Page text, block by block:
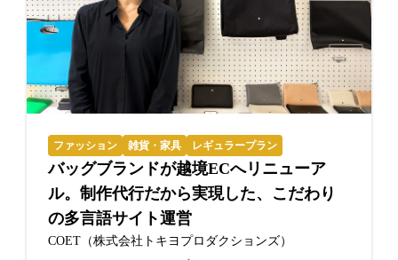
ファッション 雑貨・家具 レギュラープラン
バッグブランドが越境ECへリニューア
ル。制作代行だから実現した、こだわり
の多言語サイト運営
COET（株式会社トキヨプロダクションズ）